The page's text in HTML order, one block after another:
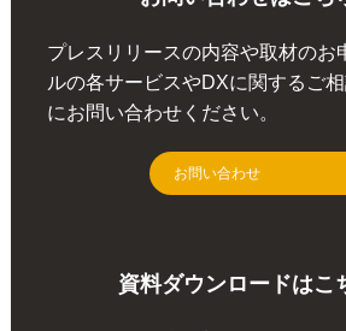
プレスリリースの内容や取材のお
ルの各サービスやDXに関するご
にお問い合わせください。
お問い合わせ
資料ダウンロードはこ